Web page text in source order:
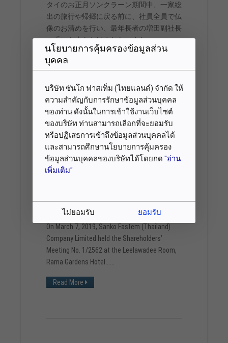
タイのお正月ソンクラーン期間中、一家総
出の旅行や帰郷に戻る前に、社員全員で仏
像のお清めを行い、最年長者の増田副社長
の手にも水をかけました。また、......
Read More
Shareholders’ Meeting 1/2019
7 March 2019
On March 7, 2019, Sanko Fastem (Thailand)
Company Limited held the Shareholders’
Meeting No. 1/2562 at the Leelawadee Room,
Rama Gardens Hotel......
Read More
นโยบายการคุ้มครองข้อมูลส่วน
บุคคล
บริษัท ซันโก ฟาสเท็ม (ไทยแลนด์) จำกัด ให้
ความสำคัญกับการรักษาข้อมูลส่วนบุคคล
ของท่าน ดังนั้นในการเข้าใช้งานเว็บไซต์
ของบริษัท ท่านสามารถเลือกที่จะยอมรับ
หรือปฏิเสธการเข้าถึงข้อมูลส่วนบุคคลได้
และสามารถศึกษานโยบายการคุ้มครอง
ข้อมูลส่วนบุคคลของบริษัทได้โดยกด "อ่าน
เพิ่มเติม"
ไม่ยอมรับ ยอมรับ